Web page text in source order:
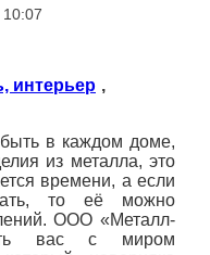
интерьер ,
быть в каждом доме,
из металла, это
времени, а если
то её можно
ООО «Металл-
вас с миром